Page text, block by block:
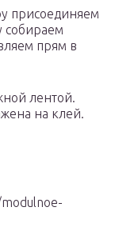
присоединяем
прям в
лентой.
на клей.